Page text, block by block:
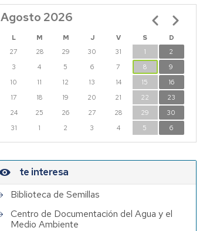
investigación
PDI
Grupos
Investigación
Institutos
participación
de
EPS
trabajo
Agosto 2026
L M M J V S
D
27
28 29 30 31 1
2
3
4 5 6 7 8
9
10
11 12 13 14 15
16
17
18 19 20 21 22
23
24
25 26 27 28 29
30
31
1 2 3 4 5 6
Paginación
te interesa
Biblioteca de Semillas
Centro de Documentación del Agua y el
Medio Ambiente